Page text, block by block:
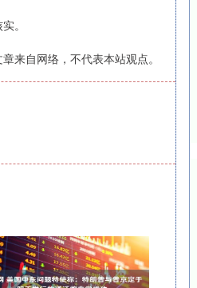
。
来自网络，不代表本站观点。